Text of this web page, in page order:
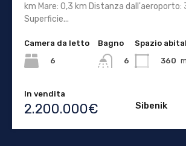
km Mare: 0,3 km Distanza dall'aeroporto:
Superficie...
Camera da letto
6
Bagno
6
Spazio
360
In vendita
2.200.000€ Sibenik